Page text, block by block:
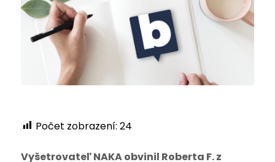
Počet zobrazení: 24
Vyšetrovateľ NAKA obvinil Roberta F. z